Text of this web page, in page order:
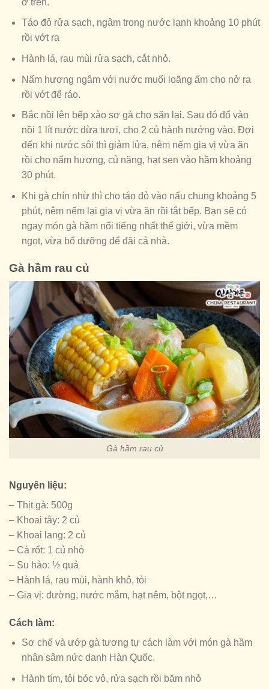
Táo đỏ rửa sạch, ngâm trong nước lạnh khoảng 10 phút
rồi vớt ra
Hành lá, rau mùi rửa sạch, cắt nhỏ.
Nấm hương ngâm với nước muối loãng ấm cho nở ra
rồi vớt để ráo.
Bắc nồi lên bếp xào sơ gà cho săn lại. Sau đó đổ vào
nồi 1 lít nước dừa tươi, cho 2 củ hành nướng vào. Đợi
đến khi nước sôi thì giảm lửa, nêm nếm gia vị vừa ăn
rồi cho nấm hương, củ năng, hạt sen vào hầm khoảng
30 phút.
Khi gà chín nhừ thì cho táo đỏ vào nấu chung khoảng 5
phút, nêm nếm lại gia vị vừa ăn rồi tắt bếp. Bạn sẽ có
ngay món gà hầm nổi tiếng nhất thế giới, vừa mềm
ngọt, vừa bổ dưỡng để đãi cả nhà.
Gà hầm rau củ
Gà hầm rau củ
Nguyên liệu:
– Thịt gà: 500g
– Khoai tây: 2 củ
– Khoai lang: 2 củ
– Cà rốt: 1 củ nhỏ
– Su hào: ½ quả
– Hành lá, rau mùi, hành khô, tỏi
– Gia vị: đường, nước mắm, hạt nêm, bột ngọt,…
Cách làm:
Sơ chế và ướp gà tương tự cách làm với món gà hầm
nhân sâm nức danh Hàn Quốc.
Hành tím, tỏi bóc vỏ, rửa sạch rồi băm nhỏ